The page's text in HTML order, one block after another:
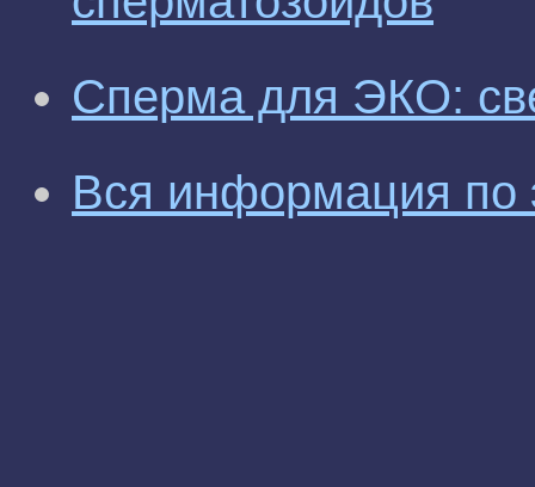
Сперма для ЭКО:
Вся информация по